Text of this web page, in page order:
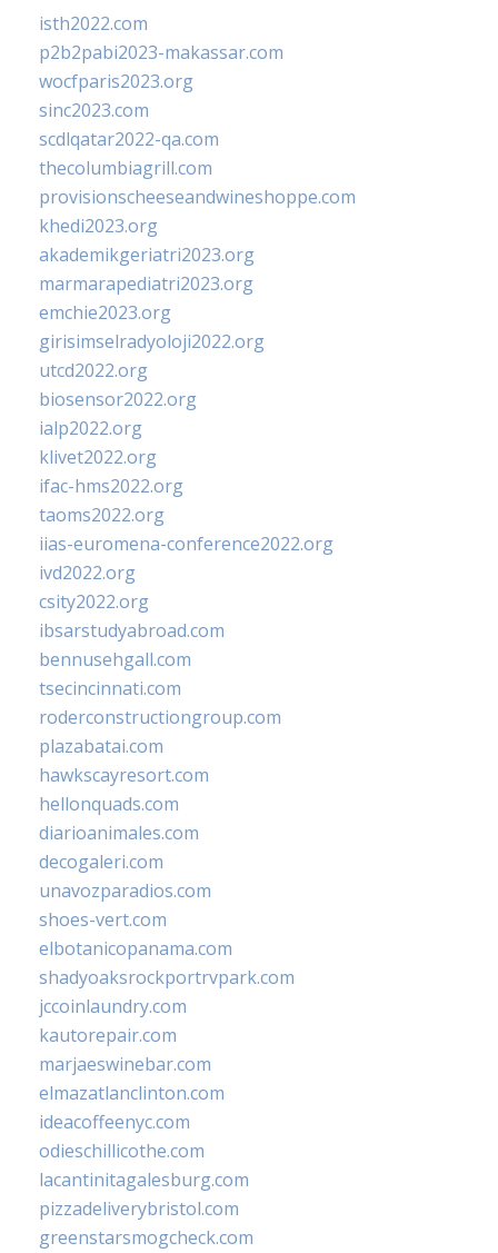
isth2022.com
p2b2pabi2023-makassar.com
wocfparis2023.org
sinc2023.com
scdlqatar2022-qa.com
thecolumbiagrill.com
provisionscheeseandwineshoppe.com
khedi2023.org
akademikgeriatri2023.org
marmarapediatri2023.org
emchie2023.org
girisimselradyoloji2022.org
utcd2022.org
biosensor2022.org
ialp2022.org
klivet2022.org
ifac-hms2022.org
taoms2022.org
iias-euromena-conference2022.org
ivd2022.org
csity2022.org
ibsarstudyabroad.com
bennusehgall.com
tsecincinnati.com
roderconstructiongroup.com
plazabatai.com
hawkscayresort.com
hellonquads.com
diarioanimales.com
decogaleri.com
unavozparadios.com
shoes-vert.com
elbotanicopanama.com
shadyoaksrockportrvpark.com
jccoinlaundry.com
kautorepair.com
marjaeswinebar.com
elmazatlanclinton.com
ideacoffeenyc.com
odieschillicothe.com
lacantinitagalesburg.com
pizzadeliverybristol.com
greenstarsmogcheck.com